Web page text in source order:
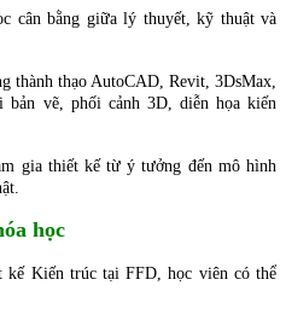
cân bằng giữa lý thuyết, kỹ thuật và
thành thạo AutoCAD, Revit, 3DsMax,
bản vẽ, phối cảnh 3D, diễn họa kiến
gia thiết kế từ ý tưởng đến mô hình
học
kế Kiến trúc tại FFD, học viên có thể